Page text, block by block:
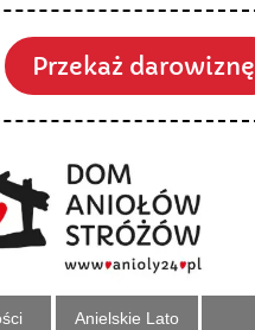
narzędzi
Przekaż darowiznę
Anielskie Lato